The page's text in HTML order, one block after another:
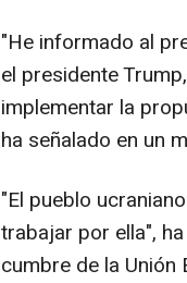
"He informado al
el presidente
implementar la
ha señalado en un
"El pueblo
trabajar por ella",
cumbre de la Unión